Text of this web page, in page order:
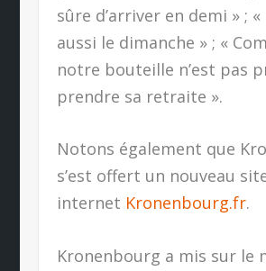
sûre d’arriver en demi » ;
aussi le dimanche » ; «
notre bouteille n’est pas
prendre sa retraite ».
Notons également que
s’est offert un nouveau
internet Kronenbourg.fr.
Kronenbourg a mis sur le